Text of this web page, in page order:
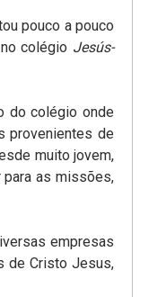
pouco a pouco
colégio Jesús-
do colégio onde
provenientes de
muito jovem,
para as missões,
empresas
de Cristo Jesus,